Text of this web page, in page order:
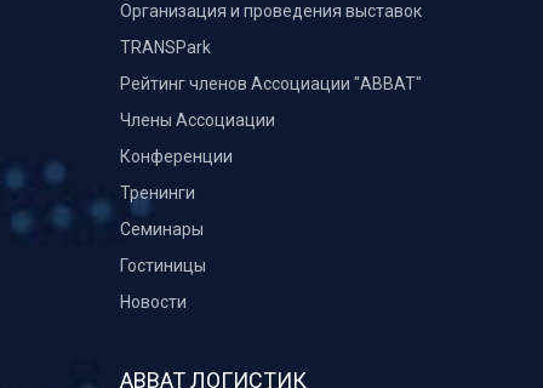
Организация и проведения выставок
TRANSPark
Рейтинг членов Ассоциации "АВВАТ"
Члены Ассоциации
Конференции
Тренинги
Семинары
Гостиницы
Новости
АВВАТ ЛОГИСТИК